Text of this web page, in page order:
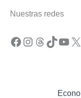
Nuestras redes
Facebook Instagram Threads TikTok YouTube X